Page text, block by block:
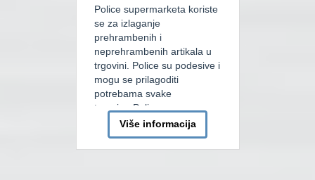
Police supermarketa koriste
se za izlaganje
prehrambenih i
neprehrambenih artikala u
trgovini. Police su podesive i
mogu se prilagoditi
potrebama svake
trgovine.Police
supermarketa jedna su od
najosnovnijih jedinica koje
svaka trgovina treba. Sa
Više informacija